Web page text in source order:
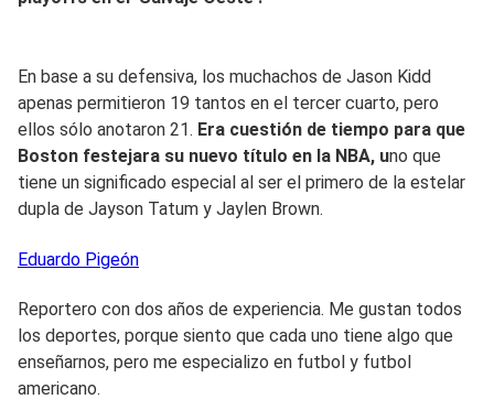
En base a su defensiva, los muchachos de Jason Kidd
apenas permitieron 19 tantos en el tercer cuarto, pero
ellos sólo anotaron 21. Era cuestión de tiempo para que
Boston festejara su nuevo título en la NBA, uno que
tiene un significado especial al ser el primero de la estelar
dupla de Jayson Tatum y Jaylen Brown.
Eduardo Pigeón
Reportero con dos años de experiencia. Me gustan todos
los deportes, porque siento que cada uno tiene algo que
enseñarnos, pero me especializo en futbol y futbol
americano.